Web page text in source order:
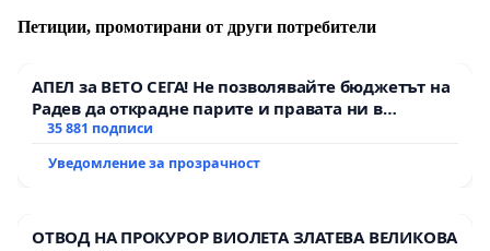
Петиции, промотирани от други потребители
АПЕЛ за ВЕТО СЕГА! Не позволявайте бюджетът на
Радев да открадне парите и правата ни в
тъмното
35 881 подписи
Уведомление за прозрачност
ОТВОД НА ПРОКУРОР ВИОЛЕТА ЗЛАТЕВА ВЕЛИКОВА